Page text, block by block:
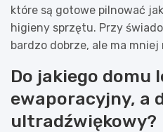
które są gotowe pilnować
higieny sprzętu. Przy
bardzo dobrze, ale ma
Do jakiego domu
ewaporacyjny, a
ultradźwiękowy?